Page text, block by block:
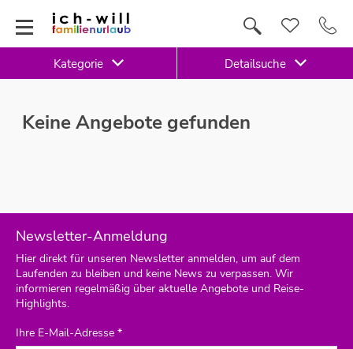
Kategorie Detailsuche
Keine Angebote gefunden
Newsletter-Anmeldung
Hier direkt für unseren Newsletter anmelden, um auf dem
Laufenden zu bleiben und keine News zu verpassen. Wir
informieren regelmäßig über aktuelle Angebote und Reise-
Highlights.
Ihre E-Mail-Adresse *